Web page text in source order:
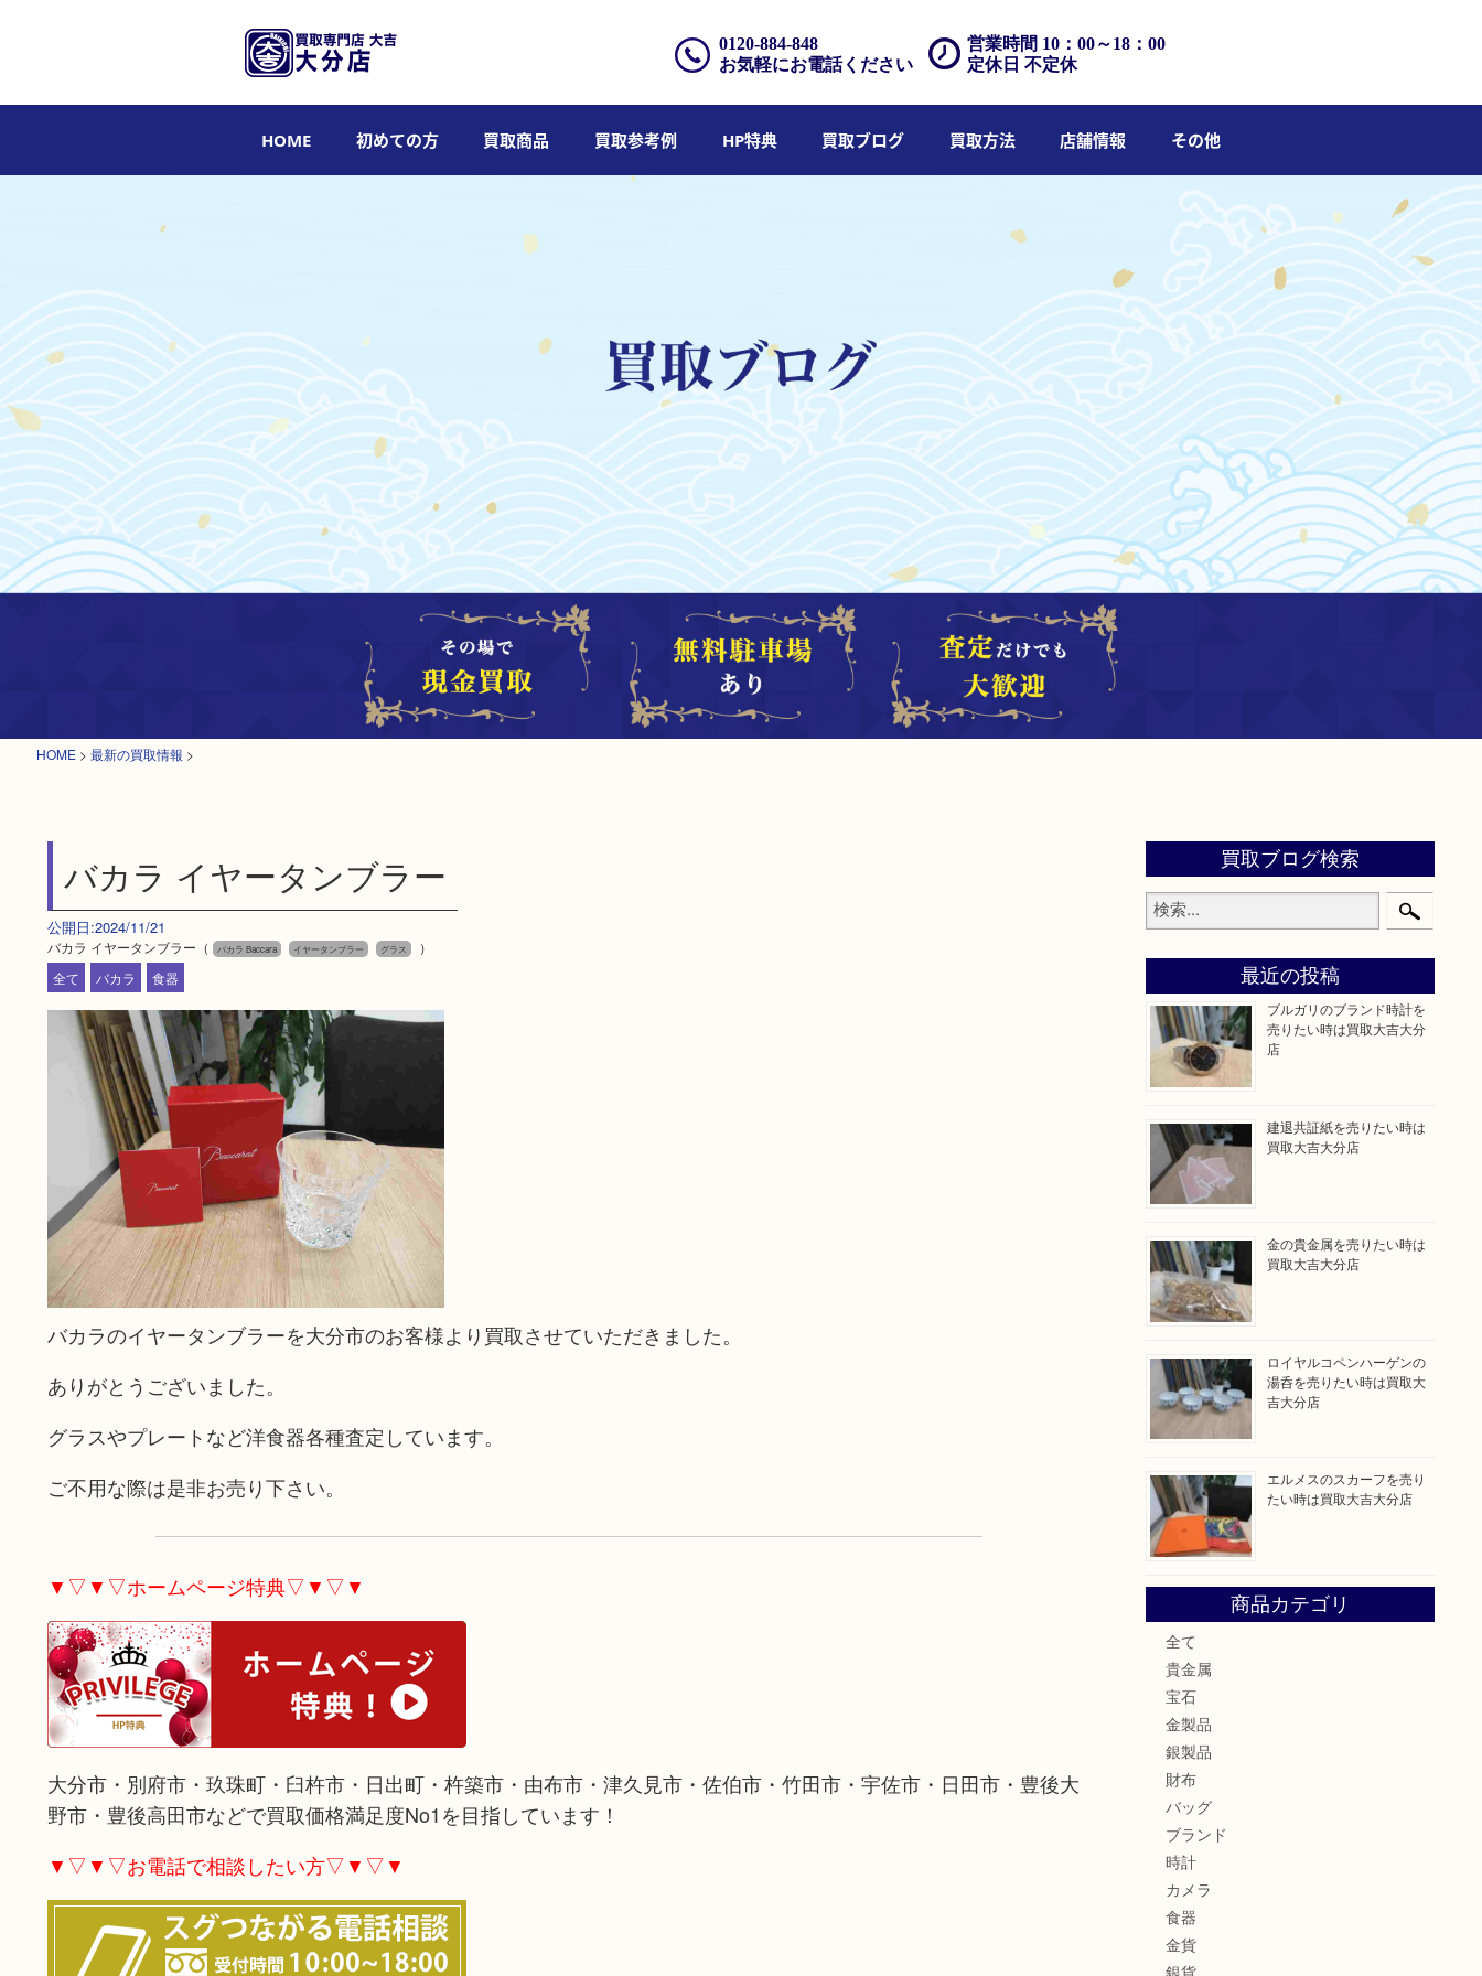
営業時間 10：00～18：00
定休日 不定休
0120-884-848
お気軽にお電話ください
HOME 初めての方 買取商品 買取参考例 HP特典 買取ブログ 買取方法 店舗情報 その他
HOME > 最新の買取情報 >
バカラ イヤータンブラー
公開日:2024/11/21
バカラ イヤータンブラー（ バカラ Baccara イヤータンブラー グラス
）
全て
バカラ 食器
バカラのイヤータンブラーを大分市のお客様より買取させていただきました。
ありがとうございました。
グラスやプレートなど洋食器各種査定しています。
ご不用な際は是非お売り下さい。
▼▽▼▽ホームページ特典▽▼▽▼
大分市・別府市・玖珠町・臼杵市・日出町・杵築市・由布市・津久見市・佐伯市・竹田市・宇佐市・日田市・豊後大
野市・豊後高田市などで買取価格満足度No1を目指しています！
▼▽▼▽お電話で相談したい方▽▼▽▼
買取ブログ検索
最近の投稿
ブルガリのブランド時計を
売りたい時は買取大吉大分
店
建退共証紙を売りたい時は
買取大吉大分店
金の貴金属を売りたい時は
買取大吉大分店
ロイヤルコペンハーゲンの
湯呑を売りたい時は買取大
吉大分店
エルメスのスカーフを売り
たい時は買取大吉大分店
商品カテゴリ
全て
貴金属
宝石
金製品
銀製品
財布
バッグ
ブランド
時計
カメラ
食器
金貨
銀貨